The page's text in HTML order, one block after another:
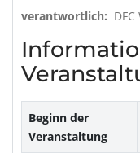
verantwortlich:
Beginn der
Veranstaltung